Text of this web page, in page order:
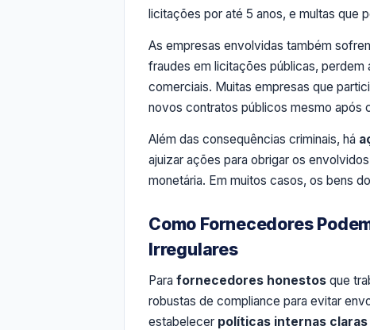
licitações por até 5 anos, e multas que
As empresas envolvidas também
fraudes em licitações públicas,
comerciais. Muitas empresas que
novos contratos públicos mesmo após
Além das consequências criminais, há
ajuizar ações para obrigar os
monetária. Em muitos casos, os bens
Como Fornecedores
Irregulares
Para fornecedores honestos que
robustas de compliance para evitar
estabelecer políticas internas claras